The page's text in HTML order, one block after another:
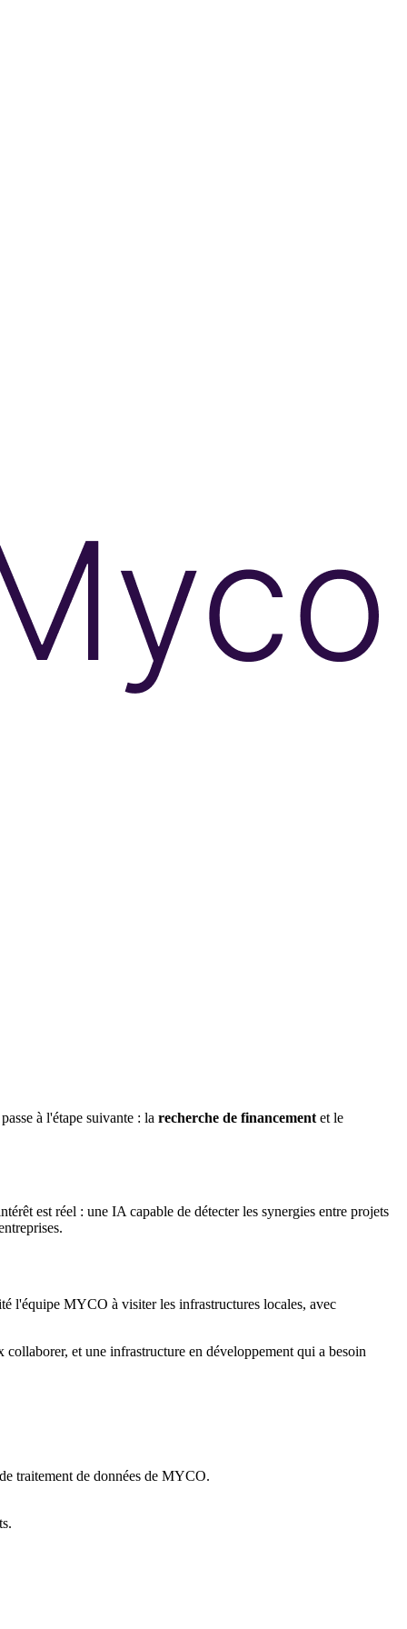
à l'étape suivante : la recherche de financement et le
est réel : une IA capable de détecter les synergies entre projets
l'équipe MYCO à visiter les infrastructures locales, avec
et une infrastructure en développement qui a besoin
traitement de données de MYCO.